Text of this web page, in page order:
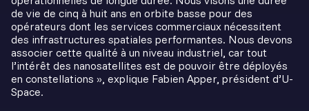
de vie de cinq à huit ans en orbite basse pour des
opérateurs dont les services commerciaux nécessitent
des infrastructures spatiales performantes. Nous devons
associer cette qualité à un niveau industriel, car tout
l’intérêt des nanosatellites est de pouvoir être déployés
en constellations », explique Fabien Apper, président d’U-
Space.